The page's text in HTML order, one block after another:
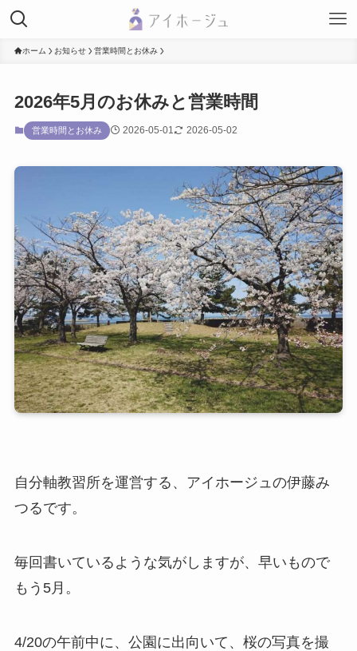
ホーム お知らせ 営業時間とお休み
2026年5月のお休みと営業時間
営業時間とお休み 2026-05-01 2026-05-02
自分軸教習所を運営する、アイホージュの伊藤み
つるです。
毎回書いているような気がしますが、早いもので
もう5月。
4/20の午前中に、公園に出向いて、桜の写真を撮